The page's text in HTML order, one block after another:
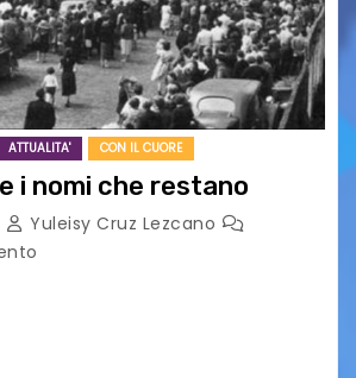
ATTUALITA' CON IL CUORE
i nomi che restano
Yuleisy Cruz Lezcano